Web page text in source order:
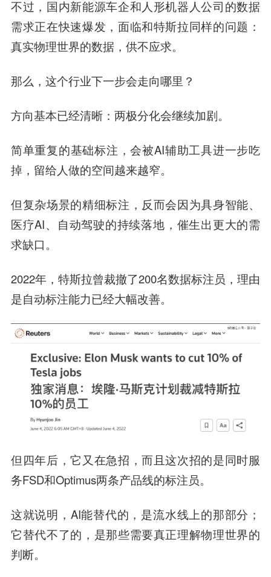
不过，国内新能源车企和人形机器人公司的数据
需求正在快速爆发，面临和特斯拉同样的问题：
真实物理世界的数据，供不应求。
那么，这个行业下一步会走向哪里？
方向基本已经清晰： 两极分化会继续加剧。
简单重复的基础标注，会被AI辅助工具进一步吃
掉，留给人做的空间越来越窄。
但复杂场景的精细标注 ，反而会因为具身智能、
医疗AI、自动驾驶的持续落地，催生出更大的需
求缺口。
2022年，特斯拉曾裁撤了200名数据标注员，理由
是自动标注能力已经大幅改善。
但四年后，它又在急招，而且这次招的是同时服
务FSD和Optimus两条产品线的标注员。
这就说明，AI能替代的，是流水线上的那部分；
它替代不了的，是那些需要真正理解物理世界的
判断。